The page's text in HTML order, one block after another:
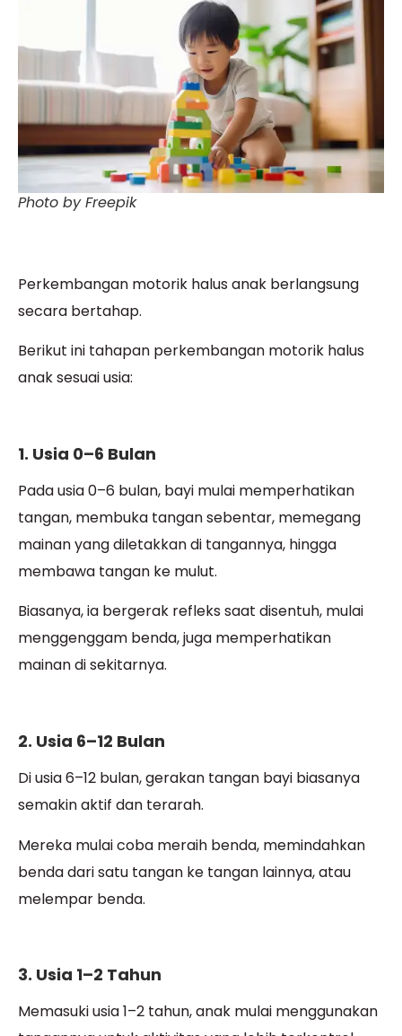
Photo by Freepik
Perkembangan motorik halus anak berlangsung
secara bertahap.
Berikut ini tahapan perkembangan motorik halus
anak sesuai usia:
1. Usia 0–6 Bulan
Pada usia 0–6 bulan, bayi mulai memperhatikan
tangan, membuka tangan sebentar, memegang
mainan yang diletakkan di tangannya, hingga
membawa tangan ke mulut.
Biasanya, ia bergerak refleks saat disentuh, mulai
menggenggam benda, juga memperhatikan
mainan di sekitarnya.
2. Usia 6–12 Bulan
Di usia 6–12 bulan, gerakan tangan bayi biasanya
semakin aktif dan terarah.
Mereka mulai coba meraih benda, memindahkan
benda dari satu tangan ke tangan lainnya, atau
melempar benda.
3. Usia 1–2 Tahun
Memasuki usia 1–2 tahun, anak mulai menggunakan